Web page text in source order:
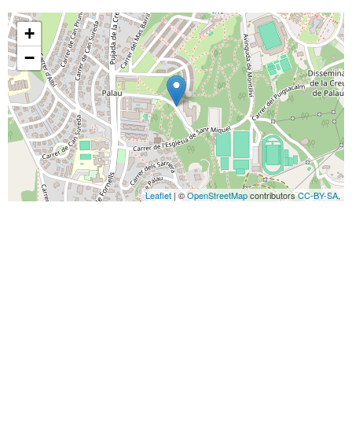
+
−
Leaflet| ©OpenStreetMapcontributorsCC-BY-SA,